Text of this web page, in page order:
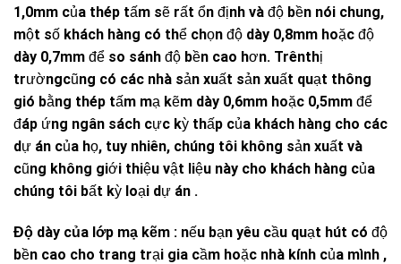
1,0mm của thép tấm sẽ rất ổn định và độ bền nói chung,
một số khách hàng có thể chọn độ dày 0,8mm hoặc độ
dày 0,7mm để so sánh độ bền cao hơn. Trênthị
trườngcũng có các nhà sản xuất sản xuất quạt thông
gió bằng thép tấm mạ kẽm dày 0,6mm hoặc 0,5mm để
đáp ứng ngân sách cực kỳ thấp của khách hàng cho các
dự án của họ, tuy nhiên, chúng tôi không sản xuất và
cũng không giới thiệu vật liệu này cho khách hàng của
chúng tôi bất kỳ loại dự án .
Độ dày của lớp mạ kẽm : nếu bạn yêu cầu quạt hút có độ
bền cao cho trang trại gia cầm hoặc nhà kính của mình ,